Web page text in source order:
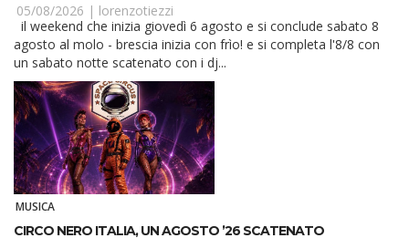
05/08/2026 | lorenzotiezzi
agosto al molo - brescia inizia con frìo! e si completa l'8/8 con
un sabato notte scatenato con i dj...
MUSICA
CIRCO NERO ITALIA, UN AGOSTO ’26 SCATENATO